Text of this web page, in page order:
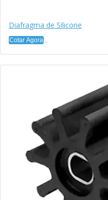
Diafragma de Silicone
Cotar Agora